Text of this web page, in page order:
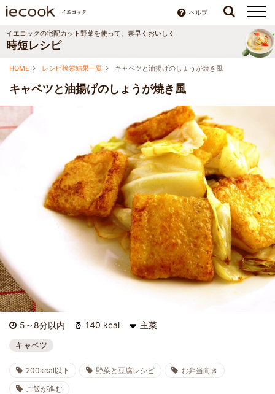
ヘルプ
イエコックの宅配カット野菜を使って、素早くおいしく
時短レシピ
HOME レシピ検索結果一覧 キャベツと油揚げのしょうが焼き風
キャベツと油揚げのしょうが焼き風
5～8分以内 140 kcal 主菜
キャベツ
200kcal以下 野菜と豆腐レシピ
お弁当向き
ご飯が進む